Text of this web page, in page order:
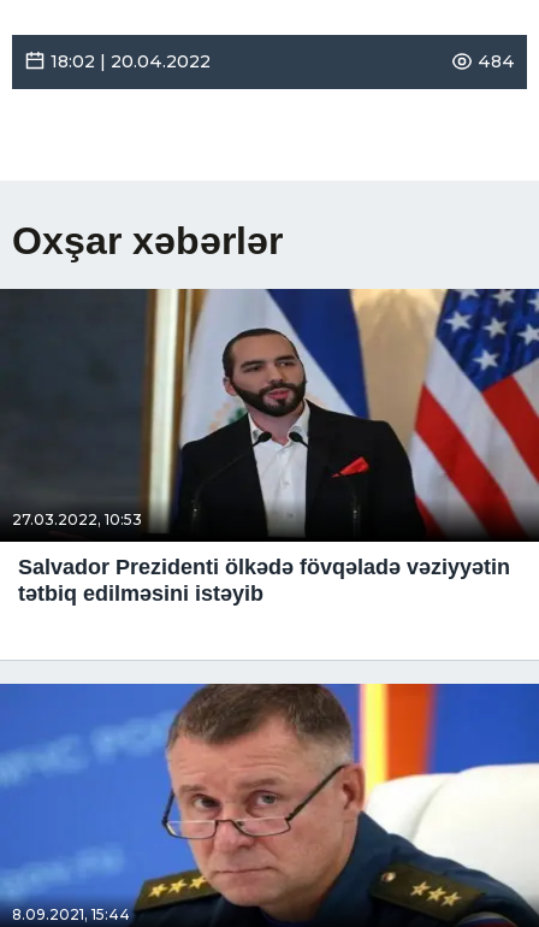
18:02 | 20.04.2022 484
Oxşar xəbərlər
27.03.2022, 10:53
Salvador Prezidenti ölkədə fövqəladə vəziyyətin
tətbiq edilməsini istəyib
8.09.2021, 15:44